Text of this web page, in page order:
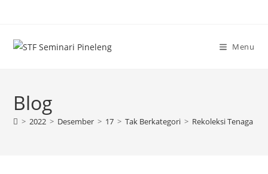
content
Menu
Blog
> 2022 > Desember > 17 > Tak Berkategori > Rekoleksi Tenaga